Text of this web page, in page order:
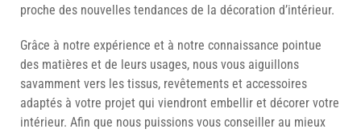
proche des nouvelles tendances de la décoration d’intérieur.
Grâce à notre expérience et à notre connaissance pointue
des matières et de leurs usages, nous vous aiguillons
savamment vers les tissus, revêtements et accessoires
adaptés à votre projet qui viendront embellir et décorer votre
intérieur. Afin que nous puissions vous conseiller au mieux